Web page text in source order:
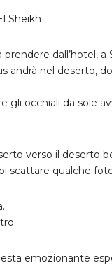
Sheikh
dall’hotel, a
nel deserto,
gli occhiali da sole
verso il deserto
scattare qualche
emozionante